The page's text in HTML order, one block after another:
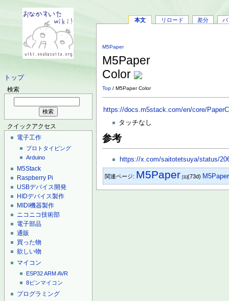
トップ
検索
クイックアクセス
電子工作
プロトタイピング
Arduino
M5Stack
Raspberry Pi
USBデバイス開発
HIDデバイス製作
MIDI機器製作
ニコニコ技術部
電子部品
通販
買った物
欲しい物
マイコン
ESP32ARMAVR
8ピンマイコン
プログラミング
本文 リロード 差分 バ
M5Paper
M5Paper
Color
Top / M5Paper Color
https://docs.m5stack.com/en/core/
タッチなし
参考
https://x.com/saitotetsuya/status/
関連ページ: M5Paper [11](73d)